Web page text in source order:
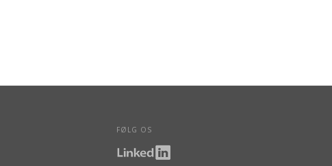
FØLG OS